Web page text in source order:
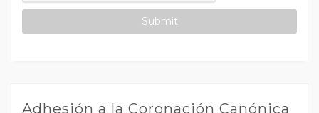
Adhesión a la Coronación Canónica